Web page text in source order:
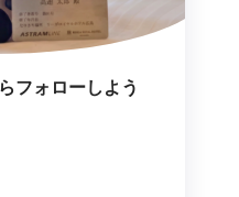
フォローしよう